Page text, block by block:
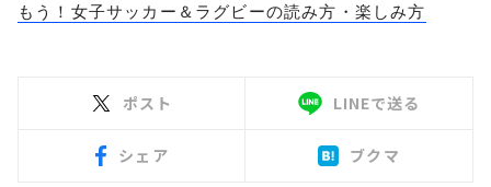
もう！女子サッカー＆ラグビーの読み方・楽しみ方
ポスト LINEで送る
シェア ブクマ